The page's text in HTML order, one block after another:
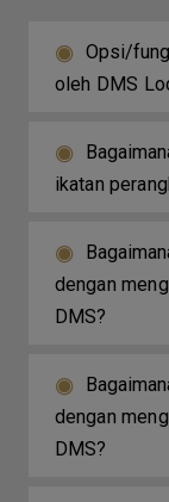
Opsi/
oleh DMS
ikatan
dengan
DMS?
dengan
DMS?